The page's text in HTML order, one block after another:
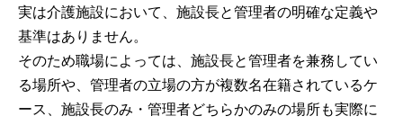
実は介護施設において、施設長と管理者の明確な定義や
基準はありません。
そのため職場によっては、施設長と管理者を兼務してい
る場所や、管理者の立場の方が複数名在籍されているケ
ース、施設長のみ・管理者どちらかのみの場所も実際に